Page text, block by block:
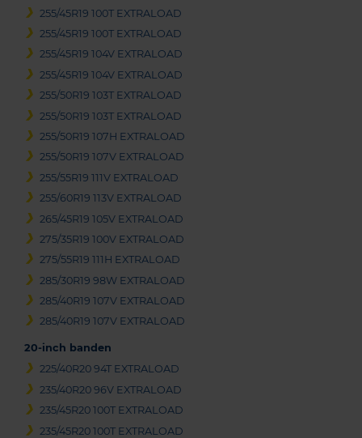
255/45R19 100T EXTRALOAD
255/45R19 100T EXTRALOAD
255/45R19 104V EXTRALOAD
255/45R19 104V EXTRALOAD
255/50R19 103T EXTRALOAD
255/50R19 103T EXTRALOAD
255/50R19 107H EXTRALOAD
255/50R19 107V EXTRALOAD
255/55R19 111V EXTRALOAD
255/60R19 113V EXTRALOAD
265/45R19 105V EXTRALOAD
275/35R19 100V EXTRALOAD
275/55R19 111H EXTRALOAD
285/30R19 98W EXTRALOAD
285/40R19 107V EXTRALOAD
285/40R19 107V EXTRALOAD
20-inch banden
225/40R20 94T EXTRALOAD
235/40R20 96V EXTRALOAD
235/45R20 100T EXTRALOAD
235/45R20 100T EXTRALOAD